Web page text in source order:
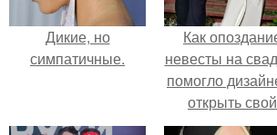
Дикие, но
симпатичные.
Как
невесты на
помогло
открыть свой
бренд.